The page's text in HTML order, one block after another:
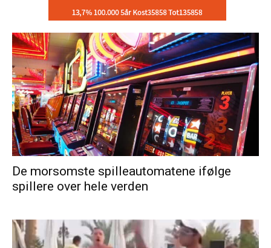
De morsomste spilleautomatene ifølge
spillere over hele verden